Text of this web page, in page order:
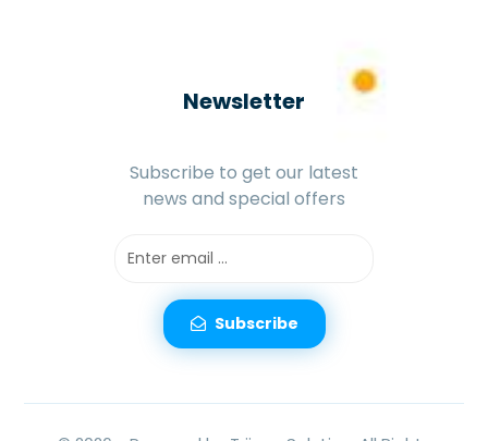
Newsletter
Subscribe to get our latest
news and special offers
Subscribe